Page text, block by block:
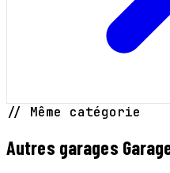
// Même catégorie
Autres garages